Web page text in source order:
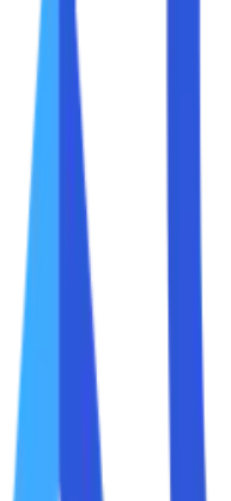
menjengkelkan di era
Namun, sebelum
internet lambat